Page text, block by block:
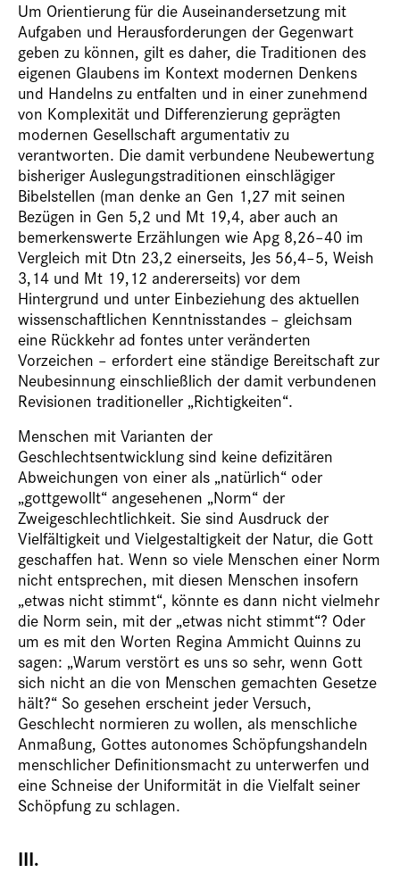
Um Orientierung für die Auseinandersetzung mit
Aufgaben und Herausforderungen der Gegenwart
geben zu können, gilt es daher, die Traditionen des
eigenen Glaubens im Kontext modernen Denkens
und Handelns zu entfalten und in einer zunehmend
von Komplexität und Differenzierung geprägten
modernen Gesellschaft argumentativ zu
verantworten. Die damit verbundene Neubewertung
bisheriger Auslegungstraditionen einschlägiger
Bibelstellen (man denke an Gen 1,27 mit seinen
Bezügen in Gen 5,2 und Mt 19,4, aber auch an
bemerkenswerte Erzählungen wie Apg 8,26–40 im
Vergleich mit Dtn 23,2 einerseits, Jes 56,4–5, Weish
3,14 und Mt 19,12 andererseits) vor dem
Hintergrund und unter Einbeziehung des aktuellen
wissenschaftlichen Kenntnisstandes – gleichsam
eine Rückkehr ad fontes unter veränderten
Vorzeichen – erfordert eine ständige Bereitschaft zur
Neubesinnung einschließlich der damit verbundenen
Revisionen traditioneller „Richtigkeiten“.
Menschen mit Varianten der
Geschlechtsentwicklung sind keine defizitären
Abweichungen von einer als „natürlich“ oder
„gottgewollt“ angesehenen „Norm“ der
Zweigeschlechtlichkeit. Sie sind Ausdruck der
Vielfältigkeit und Vielgestaltigkeit der Natur, die Gott
geschaffen hat. Wenn so viele Menschen einer Norm
nicht entsprechen, mit diesen Menschen insofern
„etwas nicht stimmt“, könnte es dann nicht vielmehr
die Norm sein, mit der „etwas nicht stimmt“? Oder
um es mit den Worten Regina Ammicht Quinns zu
sagen: „Warum verstört es uns so sehr, wenn Gott
sich nicht an die von Menschen gemachten Gesetze
hält?“ So gesehen erscheint jeder Versuch,
Geschlecht normieren zu wollen, als menschliche
Anmaßung, Gottes autonomes Schöpfungshandeln
menschlicher Definitionsmacht zu unterwerfen und
eine Schneise der Uniformität in die Vielfalt seiner
Schöpfung zu schlagen.
III.